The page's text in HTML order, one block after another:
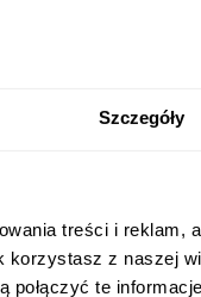
Szczegóły
treści i reklam,
z naszej
te